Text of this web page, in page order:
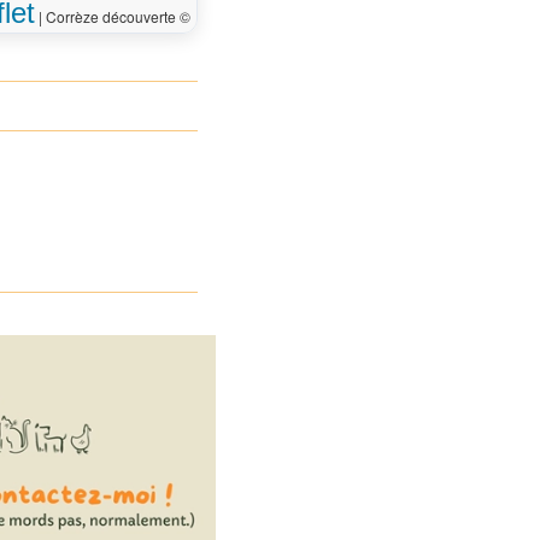
40 m
sur la gauche
| Corrèze découverte ©